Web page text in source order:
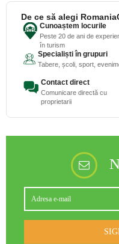
De ce să alegi
Cunoaștem locurile
Peste 20 de ani de
în turism
Specialiști în grupuri
Tabere, școli, sport,
Contact direct
Comunicare directă cu
proprietarii